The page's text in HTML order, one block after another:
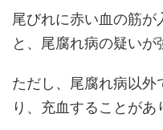
尾びれに赤い血の筋が
と、尾腐れ病の疑いが
ただし、尾腐れ病以外
り、充血することがあ